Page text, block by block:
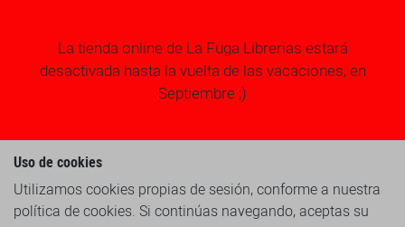
La tienda online de La Fuga Librerias estará
desactivada hasta la vuelta de las vacaciones, en
Septiembre ;)
Uso de cookies
Utilizamos cookies propias de sesión, conforme a nuestra
política de cookies. Si continúas navegando, aceptas su